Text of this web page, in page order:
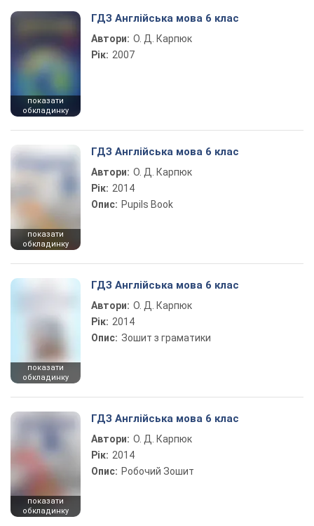
показати
обкладинку
ГДЗ Англійська мова 6 клас
Автори: О. Д. Карпюк
Рік: 2007
показати
обкладинку
ГДЗ Англійська мова 6 клас
Автори: О. Д. Карпюк
Рік: 2014
Опис: Pupils Book
показати
обкладинку
ГДЗ Англійська мова 6 клас
Автори: О. Д. Карпюк
Рік: 2014
Опис: Зошит з граматики
показати
обкладинку
ГДЗ Англійська мова 6 клас
Автори: О. Д. Карпюк
Рік: 2014
Опис: Робочий Зошит